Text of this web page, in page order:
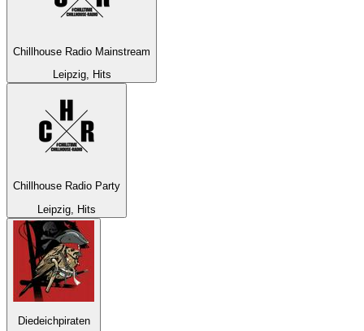
Chillhouse Radio Mainstream
Leipzig, Hits
Chillhouse Radio Party
Leipzig, Hits
Diedeichpiraten